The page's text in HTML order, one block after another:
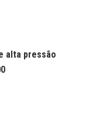
alta pressão